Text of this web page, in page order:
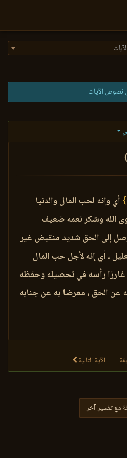
الآيات
أي وإنه لحب المال والدنيا
الله وشكر نعمه ضعيف
إلى الحق شديد منقبض غير
، أي إنه لأجل حب المال
رأسه في تحصيله وحفظه
عن الحق ، معرضا به عن جنابه
الآية التالية
مع تفسير آخر